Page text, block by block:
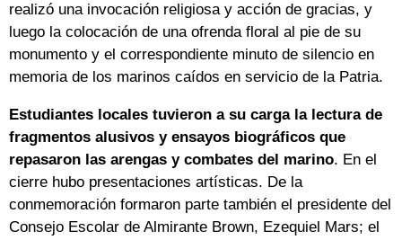
realizó una invocación religiosa y acción de gracias, y
luego la colocación de una ofrenda floral al pie de su
monumento y el correspondiente minuto de silencio en
memoria de los marinos caídos en servicio de la Patria.
Estudiantes locales tuvieron a su carga la lectura de
fragmentos alusivos y ensayos biográficos que
repasaron las arengas y combates del marino. En el
cierre hubo presentaciones artísticas. De la
conmemoración formaron parte también el presidente del
Consejo Escolar de Almirante Brown, Ezequiel Mars; el